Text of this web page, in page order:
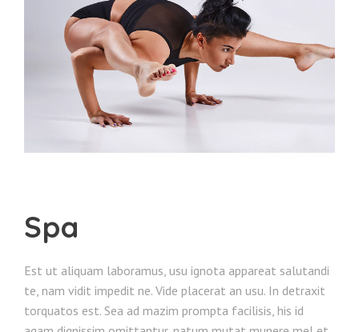
Spa
Est ut aliquam laboramus, usu ignota appareat salutandi
te, nam vidit impedit ne. Vide placerat an usu. In detraxit
torquatos est. Sea ad mazim prompta facilisis, his id